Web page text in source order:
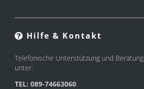
Hilfe & Kontakt
Telefonische Unterstützung und Beratung
unter:
TEL: 089-74663060